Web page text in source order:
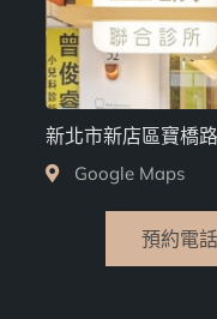
新北市新店區寶橋
Google Maps
預約電